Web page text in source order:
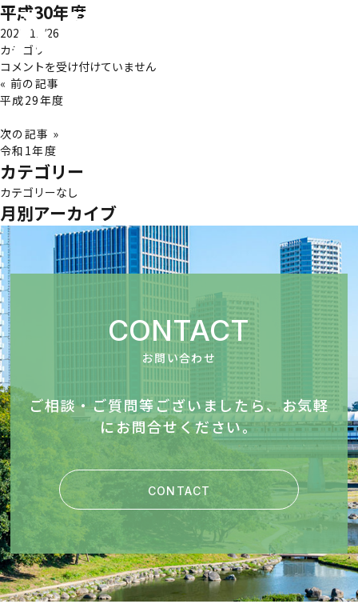
ホーム
事業紹介
実績紹介
中原工業の取り組み
SDGsへの取り組み
安全への取り組み
協力業者の皆様へ
会社概要
採用情報
お知らせ
お問い合わせ
プライバシーポリシー
平成30年度
2023/12/26
カテゴリー:
平
成
30
度
は
コメントを受け付けていません
« 前の記事
平成29年度
次の記事 »
令和1年度
カテゴリー
カテゴリーなし
月別アーカイブ
CONTACT
お問い合わせ
ご相談・ご質問等ございましたら、お気軽
にお問合せください。
CONTACT